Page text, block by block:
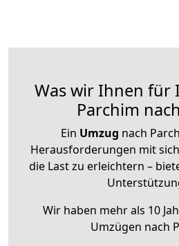
Was wir Ihnen für
Parchim
Ein Umzug nach
Herausforderungen mit
die Last zu erleichtern –
Wir haben mehr als 10
Umzügen nach